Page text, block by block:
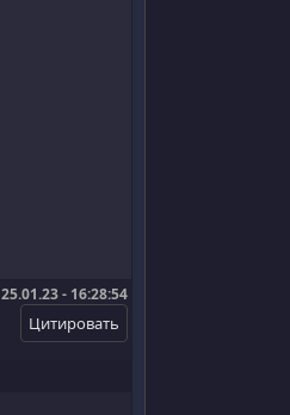
25.01.23 - 16:28:54